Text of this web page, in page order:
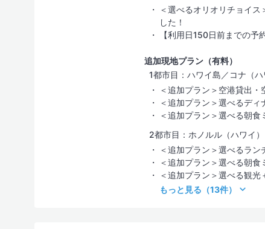
＜選べるオリオリチョイ
した！
【利用日150日前までの予
追加現地プラン（有料）
1都市目：ハワイ島／コナ（ハ
＜追加プラン＞空港貸出
＜追加プラン＞選べるディ
＜追加プラン＞選べる朝食
2都市目：ホノルル（ハワイ）
＜追加プラン＞選べるラン
＜追加プラン＞選べる朝食
＜追加プラン＞選べる観光
もっと見る （13件）